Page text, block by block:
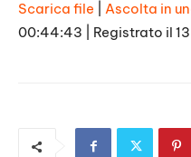
SHARE
Scarica file Ascolta in
00:44:43
Registrato il